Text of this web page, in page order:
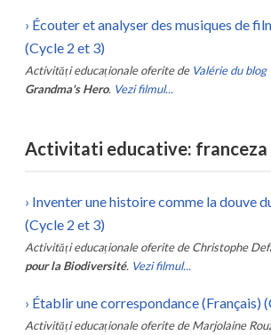
› Écouter et analyser des musiques de
(Cycle 2 et 3)
Activități educaționale oferite de Valérie du blog
Grandma's Hero. Vezi filmul...
Activitati educative: franceza
› Inventer une histoire comme la douve
(Cycle 2 et 3)
Activități educaționale oferite de Christophe
pour la Biodiversité. Vezi filmul...
› Établir une correspondance (Français)
Activități educaționale oferite de Marjolaine